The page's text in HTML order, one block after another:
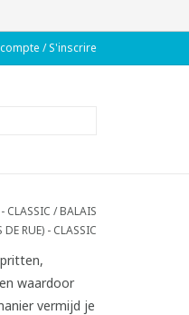
/ S'inscrire
CLASSIC /BALAIS
RUE) - CLASSIC
waardoor
vermijd je